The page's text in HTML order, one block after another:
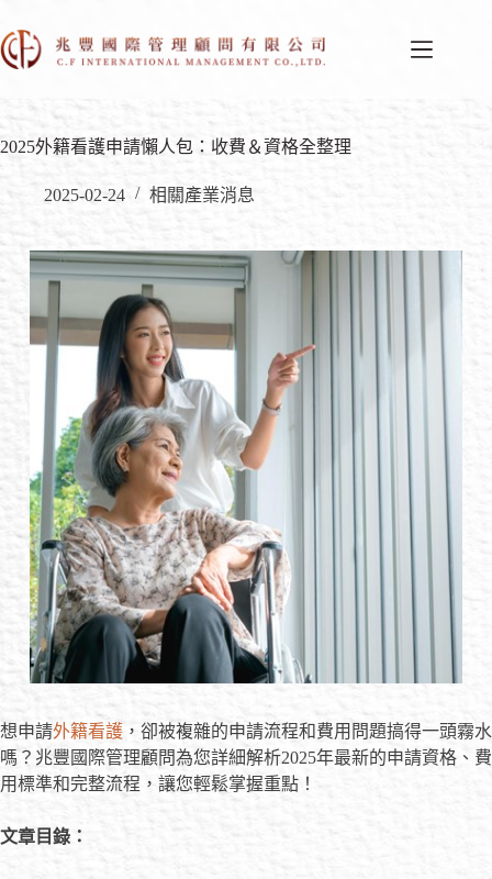
2025外籍看護申請懶人包：收費＆資格全整理
2025-02-24 相關產業消息
想申請外籍看護 ，卻被複雜的申請流程和費用問題搞得一頭霧水
嗎？兆豐國際管理顧問為您詳細解析2025年最新的申請資格、費
用標準和完整流程，讓您輕鬆掌握重點！
文章目錄：